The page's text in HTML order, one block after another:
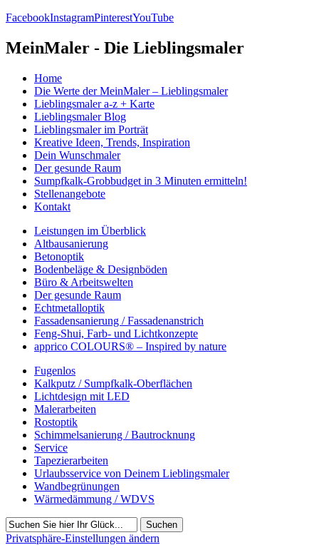
FacebookInstagramPinterestYouTube
MeinMaler - Die Lieblingsmaler
Home
Die Werte der MeinMaler – Lieblingsmaler
Lieblingsmaler a-z + Karte
Lieblingsmaler Blog
Lieblingsmaler im Porträt
Kreative Ideen, Trends, Inspiration
Dein Wunschmaler
Der gesunde Raum
Sumpfkalk-Grobbudget in 3 Minuten ermitteln!
Stellenangebote
Kontakt
Leistungen im Überblick
Altbausanierung
Betonoptik
Bodenbeläge & Designböden
Büro & Arbeitswelten
Der gesunde Raum
Echtmetalloptik
Fassadensanierung / Fassadenanstrich
Feng-Shui, Farb- und Lichtkonzepte
apprico COLOURS® – Inspired by nature
Fugenlos
Kalkputz / Sumpfkalk-Oberflächen
Lichtdesign mit LED
Malerarbeiten
Rostoptik
Schimmelsanierung / Bautrocknung
Service
Tapezierarbeiten
Urlaubsservice von Deinem Lieblingsmaler
Wandbegrünungen
Wärmedämmung / WDVS
Suchen
Privatsphäre-Einstellungen ändern